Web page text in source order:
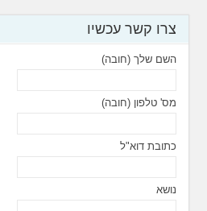
צרו קשר עכשיו
השם שלך (חובה)
מס' טלפון (חובה)
כתובת דוא"ל
נושא